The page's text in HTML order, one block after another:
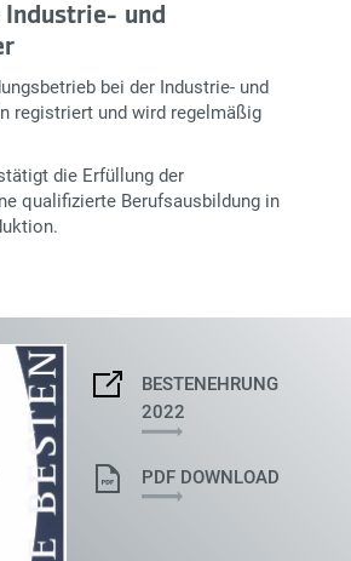
und
bei der Industrie- und
registriert und wird regelmäßig
die Erfüllung der
qualifizierte Berufsausbildung in
BESTENEHRUNG
2022
PDF DOWNLOAD